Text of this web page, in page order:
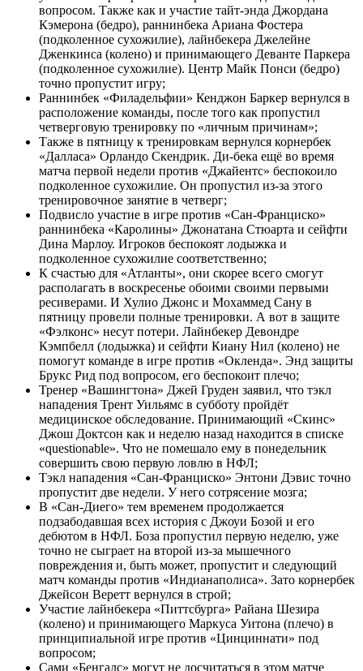
вопросом. Также как и участие тайт-энда Джордана
Кэмерона (бедро), раннинбека Ариана Фостера
(подколенное сухожилие), лайнбекера Джелейне
Дженкинса (колено) и принимающего Деванте Паркера
(подколенное сухожилие). Центр Майк Понси (бедро)
точно пропустит игру;
Раннинбек «Филадельфии» Кенджон Баркер вернулся в
расположение команды, после того как пропустил
четверговую тренировку по «личным причинам»;
Также в пятницу к тренировкам вернулся корнербек
«Далласа» Орландо Скендрик. Ди-бека ещё во время
матча первой недели против «Джайентс» беспокоило
подколенное сухожилие. Он пропустил из-за этого
тренировочное занятие в четверг;
Подвисло участие в игре против «Сан-Франциско»
раннинбека «Каролины» Джонатана Стюарта и сейфти
Дина Марлоу. Игроков беспокоят лодыжка и
подколенное сухожилие соответственно;
К счастью для «Атланты», они скорее всего смогут
располагать в воскресенье обоими своими первыми
ресиверами. И Хулио Джонс и Мохаммед Сану в
пятницу провели полные тренировки. А вот в защите
«Фэлконс» несут потери. Лайнбекер Девондре
Кэмпбелл (лодыжка) и сейфти Киану Нил (колено) не
помогут команде в игре против «Окленда». Энд защиты
Брукс Рид под вопросом, его беспокоит плечо;
Тренер «Вашингтона» Джей Груден заявил, что тэкл
нападения Трент Уильямс в субботу пройдёт
медицинское обследование. Принимающий «Скинс»
Джош Доктсон как и неделю назад находится в списке
«questionable». Что не помешало ему в понедельник
совершить свою первую ловлю в НФЛ;
Тэкл нападения «Сан-Франциско» Энтони Дэвис точно
пропустит две недели. У него сотрясение мозга;
В «Сан-Диего» тем временем продолжается
подзабодавшая всех история с Джоуи Бозой и его
дебютом в НФЛ. Боза пропустил первую неделю, уже
точно не сыграет на второй из-за мышечного
повреждения и, быть может, пропустит и следующий
матч команды против «Индианаполиса». Зато корнербек
Джейсон Веретт вернулся в строй;
Участие лайнбекера «Питтсбурга» Райана Шезира
(колено) и принимающего Маркуса Уитона (плечо) в
принципиальной игре против «Цинциннати» под
вопросом;
Сами «Бенгалс» могут не досчитаться в этом матче